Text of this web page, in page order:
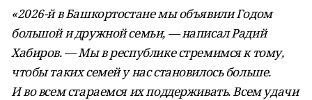
«2026-й в Башкортостане мы объявили Годом
большой и дружной семьи, — написал Радий
Хабиров. — Мы в республике стремимся к тому,
чтобы таких семей у нас становилось больше.
И во всем стараемся их поддерживать. Всем удачи